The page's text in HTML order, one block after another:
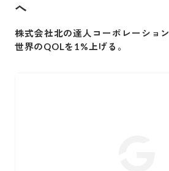
へ
株式会社北の達人コーポレーション
世界のQOLを1%上げる。